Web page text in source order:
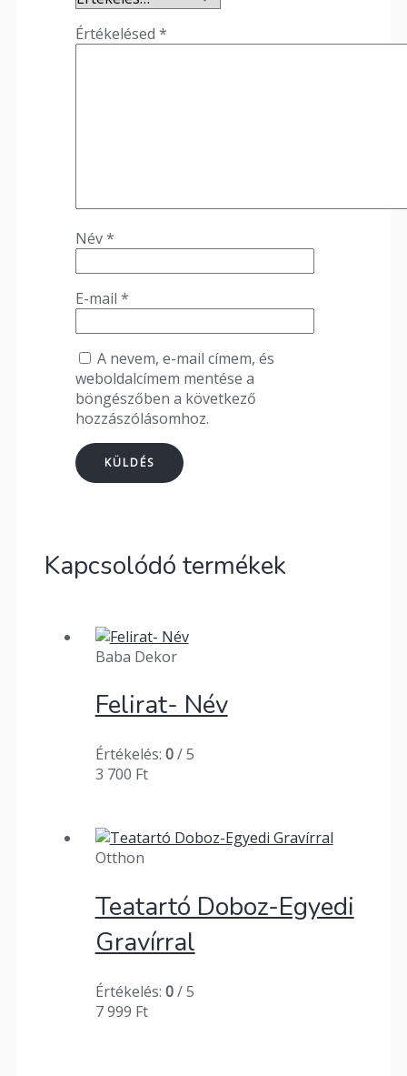
Értékelésed *
Név*
E-mail *
A nevem, e-mail címem, és
weboldalcímem mentése a
böngészőben a következő
hozzászólásomhoz.
Kapcsolódó termékek
Baba Dekor
Felirat- Név
Értékelés: 0/ 5
3 700 Ft
Otthon
Teatartó Doboz-Egyedi
Gravírral
Értékelés: 0/ 5
7 999 Ft